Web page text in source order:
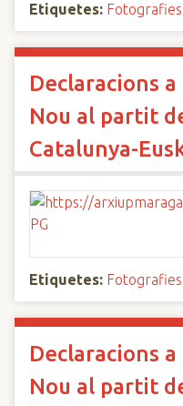
Etiquetes: Fotografies
Declaracions
Nou al partit
Catalunya-
Etiquetes: Fotografies
Declaracions
Nou al partit